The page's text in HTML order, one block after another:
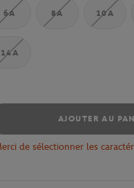
6A 8A 10A
14A
AJOUTER AU
de sélectionner les